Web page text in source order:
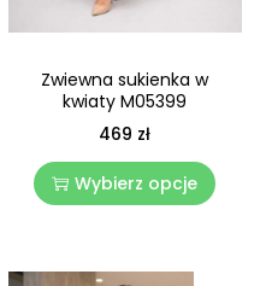
Zwiewna sukienka w
kwiaty M05399
469 zł
Wybierz opcje